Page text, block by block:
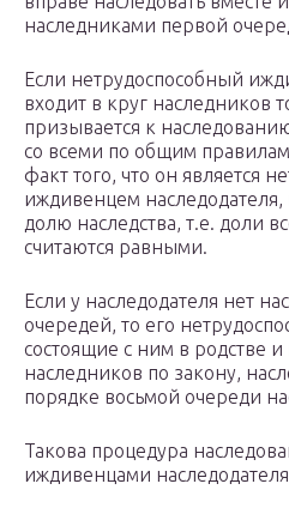
наследниками первой
Если нетрудоспособный
входит в круг наследников
призывается к
со всеми по общим
факт того, что он является
иждивенцем наследодателя,
долю наследства, т.е. доли
считаются равными.
Если у наследодателя нет
очередей, то его
состоящие с ним в родстве
наследников по закону,
порядке восьмой очереди
Такова процедура
иждивенцами